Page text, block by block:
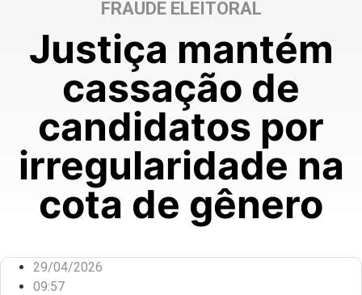
FRAUDE ELEITORAL
Justiça mantém
cassação de
candidatos por
irregularidade na
cota de gênero
29/04/2026
09:57